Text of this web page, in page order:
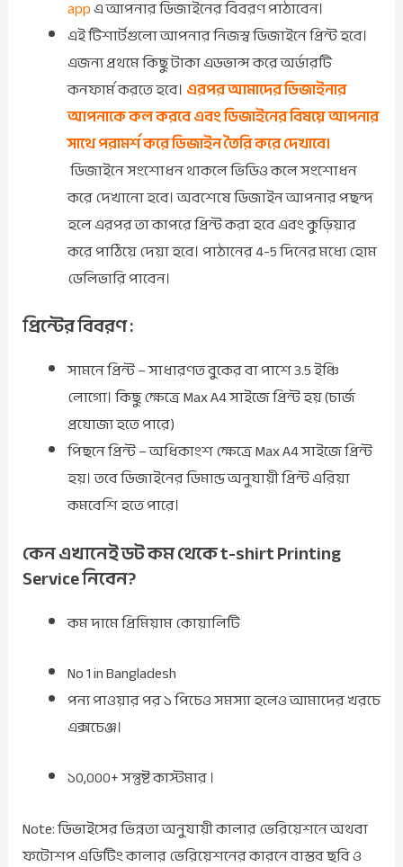
appএ আপনার ডিজাইনের বিবরণ পাঠাবেন।
এই টিশার্টগুলো আপনার নিজস্ব ডিজাইনে প্রিন্ট হবে।
এজন্য প্রথমে কিছু টাকা এডভান্স করে অর্ডারটি
কনফার্ম করতে হবে।এরপর আমাদের ডিজাইনার
আপনাকে কল করবে এবং ডিজাইনের বিষয়ে আপনার
সাথে পরামর্শ করে ডিজাইন তৈরি করে দেখাবে।
ডিজাইনে সংশোধন থাকলে ভিডিও কলে সংশোধন
করে দেখানো হবে। অবশেষে ডিজাইন আপনার পছন্দ
হলে এরপর তা কাপরে প্রিন্ট করা হবে এবং কুড়িয়ার
করে পাঠিয়ে দেয়া হবে। পাঠানের 4-5 দিনের মধ্যে হোম
ডেলিভারি পাবেন।
প্রিন্টের বিবরণ :
সামনে প্রিন্ট – সাধারণত বুকের বা পাশে 3.5 ইঞ্চি
লোগো। কিছু ক্ষেত্রে Max A4 সাইজে প্রিন্ট হয় (চার্জ
প্রযোজ্য হতে পারে)
পিছনে প্রিন্ট – অধিকাংশ ক্ষেত্রে Max A4 সাইজে প্রিন্ট
হয়। তবে ডিজাইনের ডিমান্ড অনুযায়ী প্রিন্ট এরিয়া
কমবেশি হতে পারে।
কেন এখানেই ডট কম থেকে t-shirt Printing
Service নিবেন?
কম দামে প্রিমিয়াম কোয়ালিটি
No 1 in Bangladesh
পন্য পাওয়ার পর ১ পিচেও সমস্যা হলেও আমাদের খরচে
এক্সচেঞ্জ।
১০,০০০+ সন্তুষ্ট কাস্টমার ।
Note: ডিভাইসের ভিন্নতা অনুযায়ী কালার ভেরিয়েশনে অথবা
ফটোশপ এডিটিং কালার ভেরিয়েশনের কারনে বাস্তব ছবি ও